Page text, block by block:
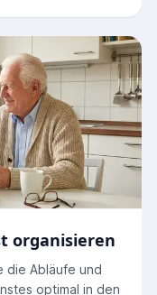
organisieren
die Abläufe und
optimal in den